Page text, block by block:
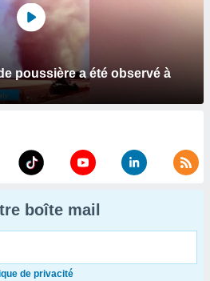
poussière a été observé à
boîte mail
de privacité